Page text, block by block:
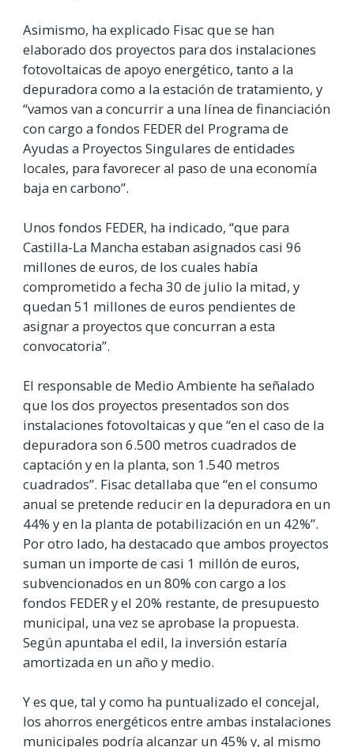
Asimismo, ha explicado Fisac que se han
elaborado dos proyectos para dos instalaciones
fotovoltaicas de apoyo energético, tanto a la
depuradora como a la estación de tratamiento, y
“vamos van a concurrir a una línea de financiación
con cargo a fondos FEDER del Programa de
Ayudas a Proyectos Singulares de entidades
locales, para favorecer al paso de una economía
baja en carbono”.
Unos fondos FEDER, ha indicado, “que para
Castilla-La Mancha estaban asignados casi 96
millones de euros, de los cuales había
comprometido a fecha 30 de julio la mitad, y
quedan 51 millones de euros pendientes de
asignar a proyectos que concurran a esta
convocatoria”.
El responsable de Medio Ambiente ha señalado
que los dos proyectos presentados son dos
instalaciones fotovoltaicas y que “en el caso de la
depuradora son 6.500 metros cuadrados de
captación y en la planta, son 1.540 metros
cuadrados”. Fisac detallaba que “en el consumo
anual se pretende reducir en la depuradora en un
44% y en la planta de potabilización en un 42%”.
Por otro lado, ha destacado que ambos proyectos
suman un importe de casi 1 millón de euros,
subvencionados en un 80% con cargo a los
fondos FEDER y el 20% restante, de presupuesto
municipal, una vez se aprobase la propuesta.
Según apuntaba el edil, la inversión estaría
amortizada en un año y medio.
Y es que, tal y como ha puntualizado el concejal,
los ahorros energéticos entre ambas instalaciones
municipales podría alcanzar un 45% y, al mismo